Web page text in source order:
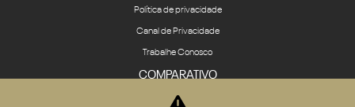
Política de privacidade
Canal de Privacidade
Trabalhe Conosco
COMPARATIVO